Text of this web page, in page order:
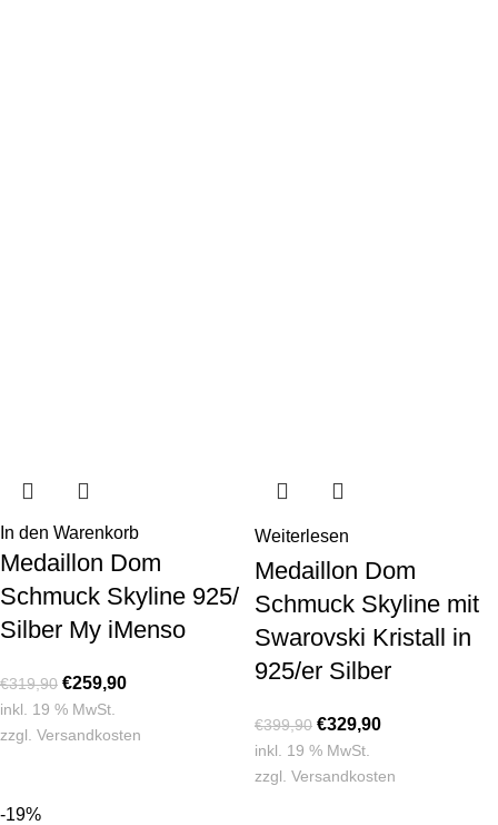
In den Warenkorb
Medaillon Dom
Schmuck Skyline 925/
Silber My iMenso
€319,90 €259,90
inkl. 19 % MwSt.
zzgl. Versandkosten
Weiterlesen
Medaillon Dom
Schmuck Skyline mit
Swarovski Kristall in
925/er Silber
€399,90 €329,90
inkl. 19 % MwSt.
zzgl. Versandkosten
-19%